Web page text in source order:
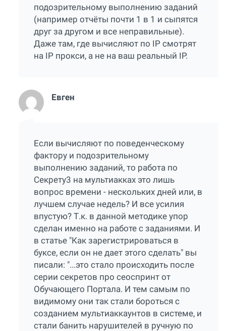
подозрительному выполнению заданий
(например отчёты почти 1 в 1 и сыпятся
друг за другом и все неправильные).
Даже там, где вычисляют по IP смотрят
на IP прокси, а не на ваш реальный IP.
Евген
Если вычисляют по поведенческому
фактору и подозрительному
выполнению заданий, то работа по
Секрету3 на мультиакках это лишь
вопрос времени - нескольких дней или, в
лучшем случае недель? И все усилия
впустую? Т.к. в данной методике упор
сделан именно на работе с заданиями. И
в статье "Как зарегистрироваться в
буксе, если он не дает этого сделать" вы
писали: "...это стало происходить после
серии секретов про сеоспринт от
Обучающего Портала. И тем самым по
видимому они так стали бороться с
созданием мультиаккаунтов в системе, и
стали банить нарушителей в ручную по